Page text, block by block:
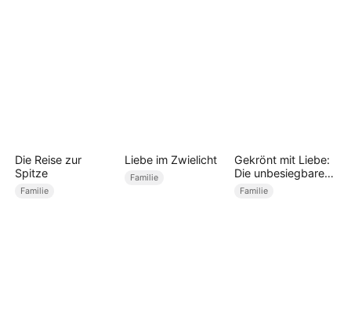
Die Reise zur
Spitze
Familie
Liebe im Zwielicht
Familie
Gekrönt mit Liebe:
Die unbesiegbare
Super-Mama
Familie